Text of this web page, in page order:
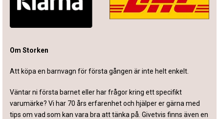
Om Storken
Att köpa en barnvagn för första gången är inte helt enkelt.
Väntar ni första barnet eller har frågor kring ett specifikt
varumärke? Vi har 70 års erfarenhet och hjälper er gärna med
tips om vad som kan vara bra att tänka på. Givetvis finns även en